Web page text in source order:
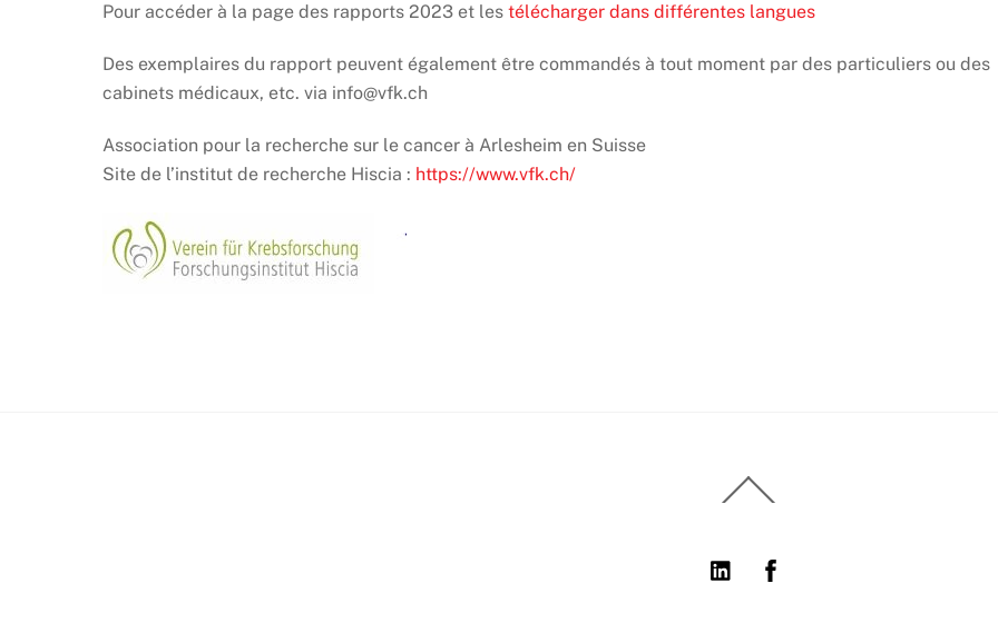
Pour accéder à la page des rapports 2023 et les télécharger dans différentes langues
Des exemplaires du rapport peuvent également être commandés à tout moment par des particuliers ou des
cabinets médicaux, etc. via info@vfk.ch
Association pour la recherche sur le cancer à Arlesheim en Suisse
Site de l’institut de recherche Hiscia : https://www.vfk.ch/
To